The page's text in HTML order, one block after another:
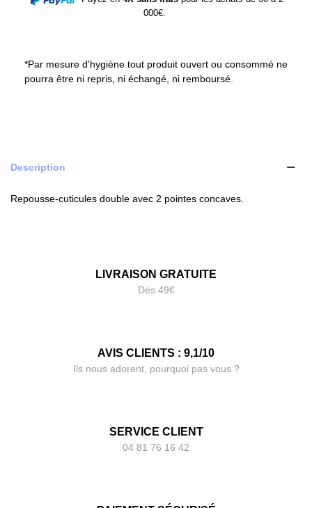
000€.
*Par mesure d'hygiène tout produit ouvert ou consommé ne
pourra être ni repris, ni échangé, ni remboursé.
Description
Repousse-cuticules double avec 2 pointes concaves.
LIVRAISON GRATUITE
Dès 49€
AVIS CLIENTS : 9,1/10
Ils nous adorent, pourquoi pas vous ?
SERVICE CLIENT
04 81 76 16 42